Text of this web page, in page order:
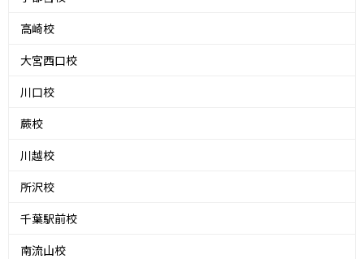
高崎校
大宮西口校
川口校
蕨校
川越校
所沢校
千葉駅前校
南流山校